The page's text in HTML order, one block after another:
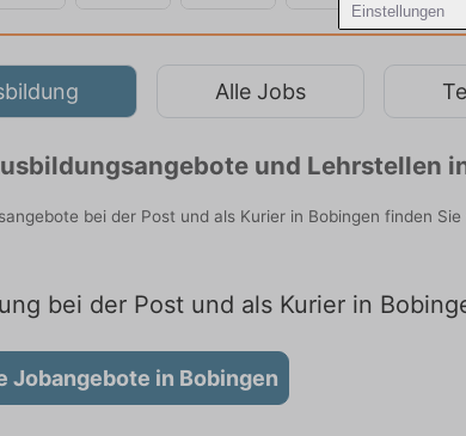
Einstellungen
Alle Jobs
und Lehrstellen
bei der Post und als Kurier in Bobingen finden
bei der Post und als Kurier in
Jobangebote in Bobingen